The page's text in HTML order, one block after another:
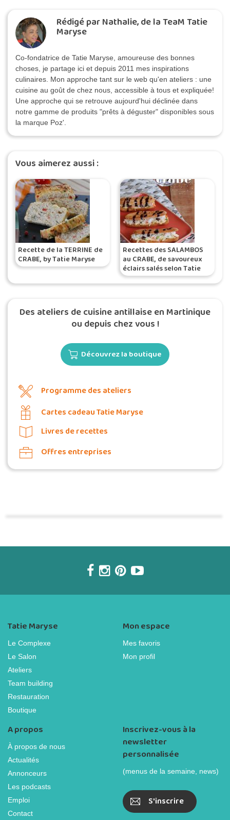
Rédigé par Nathalie, de la TeaM Tatie
Maryse
Co-fondatrice de Tatie Maryse, amoureuse des bonnes
choses, je partage ici et depuis 2011 mes inspirations
culinaires. Mon approche tant sur le web qu'en ateliers : une
cuisine au goût de chez nous, accessible à tous et expliquée!
Une approche qui se retrouve aujourd'hui déclinée dans
notre gamme de produits "prêts à déguster" disponibles sous
la marque Poz'.
Vous aimerez aussi :
Recette de la TERRINE de
CRABE, by Tatie Maryse
Recettes des SALAMBOS
au CRABE, de savoureux
éclairs salés selon Tatie
Maryse
Des ateliers de cuisine antillaise en Martinique
ou depuis chez vous !
Découvrez la boutique
Programme des ateliers
Cartes cadeau Tatie Maryse
Livres de recettes
Offres entreprises
Tatie Maryse
Le Complexe
Le Salon
Ateliers
Team building
Restauration
Boutique
Mon espace
Mes favoris
Mon profil
A propos
À propos de nous
Actualités
Annonceurs
Les podcasts
Emploi
Contact
Inscrivez-vous à la
newsletter
personnalisée
(menus de la semaine, news)
S'inscrire